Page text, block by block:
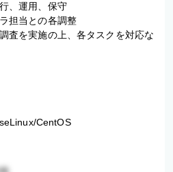
、運用、保守
担当との各調整
査を実施の上、各タスクを対応な
CentOS